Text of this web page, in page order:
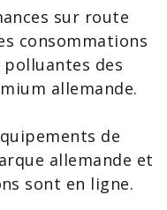
sur route
consommations
des
allemande.
de
allemande et
sont en ligne.